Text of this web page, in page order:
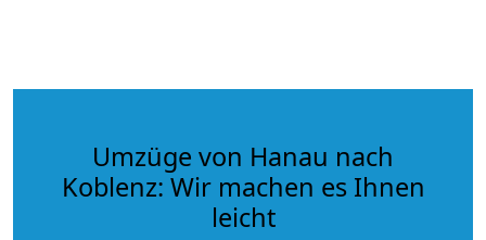
Umzüge von Hanau nach
Koblenz: Wir machen es Ihnen
leicht